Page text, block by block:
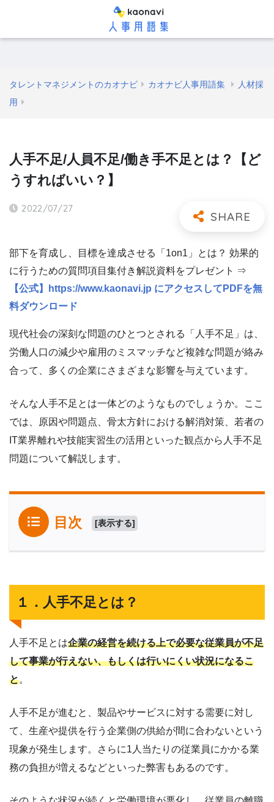
タレントマネジメントのカオナビ カオナビ人事用語集
人材採
用
人手不足/人員不足/働き手不足とは？【ど
うすればいい？】
2022/07/27
部下を育成し、目標を達成させる「1on1」とは？ 効果的
に行うための質問項目集付き解説資料をプレゼント ⇒
【公式】https://www.kaonavi.jp にアクセスしてPDFを無
料ダウンロード
現代社会の深刻な問題のひとつとされる「人手不足」は、
労働人口の減少や雇用のミスマッチなど複雑な問題が絡み
合って、多くの企業にさまざまな影響を与えています。
そんな人手不足とは一体どのようなものでしょうか。ここ
では、原因や問題点、骨太方針における解消対策、若者の
IT業界離れや技能実習生の活用といった観点から人手不足
問題について解説します。
目次 [表示する]
１．人手不足とは？
人手不足とは企業の経営を続ける上で必要な従業員が不足
して事業が行えない、もしくは行いにくい状況になるこ
と。
人手不足が進むと、製品やサービスに対する需要に対し
て、生産や提供を行う企業側の供給が間に合わないという
現象が発生します。さらに1人当たりの従業員にかかる業
務の負担が増えるなどといった弊害もあるのです。